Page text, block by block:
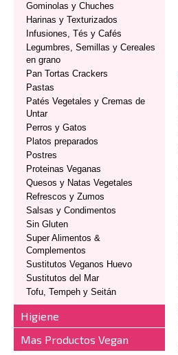
Gominolas y Chuches
Harinas y Texturizados
Infusiones, Tés y Cafés
Legumbres, Semillas y Cereales
en grano
Pan Tortas Crackers
Pastas
Patés Vegetales y Cremas de
Untar
Perros y Gatos
Platos preparados
Postres
Proteinas Veganas
Quesos y Natas Vegetales
Refrescos y Zumos
Salsas y Condimentos
Sin Gluten
Super Alimentos &
Complementos
Sustitutos Veganos Huevo
Sustitutos del Mar
Tofu, Tempeh y Seitán
Higiene
Mas Productos Vegan